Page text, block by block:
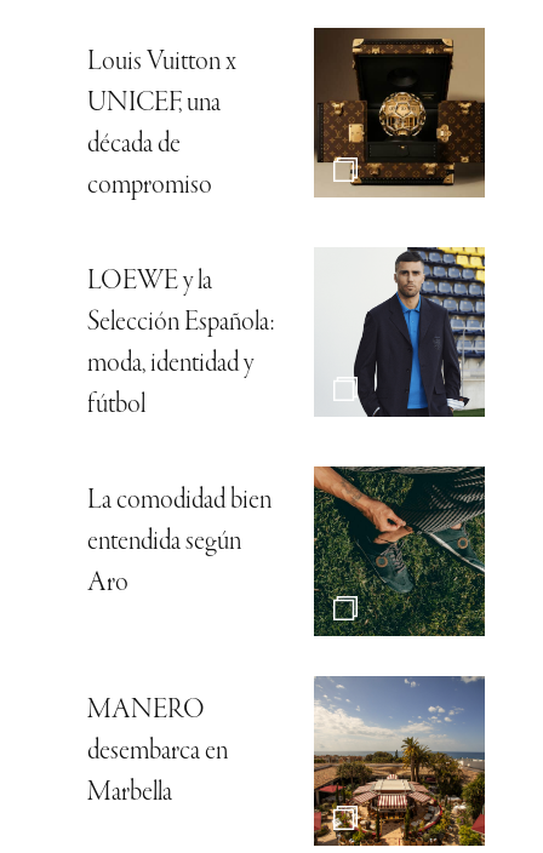
Louis Vuitton x
UNICEF, una
década de
compromiso
LOEWE y la
Selección Española:
moda, identidad y
fútbol
La comodidad bien
entendida según
Aro
MANERO
desembarca en
Marbella